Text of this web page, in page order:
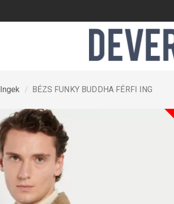
Ingek BÉZS FUNKY BUDDHA FÉRFI ING